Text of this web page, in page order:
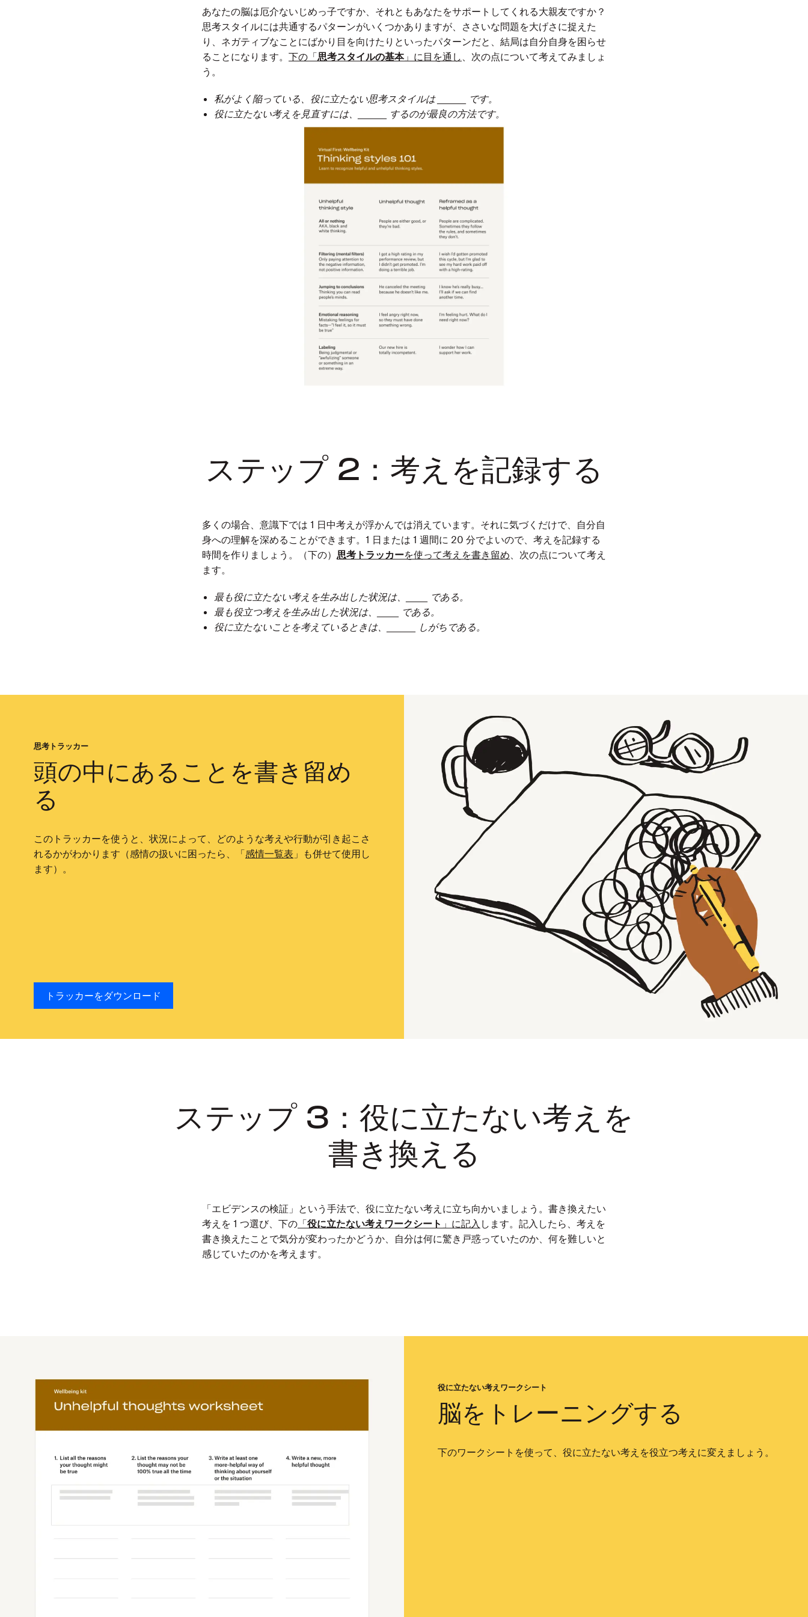
あなたの脳は厄介ないじめっ子ですか、それともあなたをサポートしてくれる大親友ですか？
思考スタイルには共通するパターンがいくつかありますが、ささいな問題を大げさに捉えた
り、ネガティブなことにばかり目を向けたりといったパターンだと、結局は自分自身を困らせ
ることになります。 下の「思考スタイルの基本」に目を通し 、次の点について考えてみましょ
う。
私がよく陥っている、役に立たない思考スタイルは ________ です。
役に立たない考えを見直すには、________ するのが最良の方法です。
ステップ 2：考えを記録する
多くの場合、意識下では 1 日中考えが浮かんでは消えています。それに気づくだけで、自分自
身への理解を深めることができます。1 日または 1 週間に 20 分でよいので、考えを記録する
時間を作りましょう。（下の） 思考トラッカーを使って考えを書き留め、次の点について考え
ます。
最も役に立たない考えを生み出した状況は、______ である。
最も役立つ考えを生み出した状況は、______ である。
役に立たないことを考えているときは、________ しがちである。
思考トラッカー
頭の中にあることを書き留め
る
このトラッカーを使うと、状況によって、どのような考えや行動が引き起こさ
れるかがわかります（感情の扱いに困ったら、「感情一覧表 」も併せて使用し
ます）。
トラッカーをダウンロード
ステップ 3：役に立たない考えを
書き換える
「エビデンスの検証」という手法で、役に立たない考えに立ち向かいましょう。書き換えたい
考えを 1 つ選び、下の 「役に立たない考えワークシート 」に記入 します。記入したら、考えを
書き換えたことで気分が変わったかどうか、自分は何に驚き戸惑っていたのか、何を難しいと
感じていたのかを考えます。
役に立たない考えワークシート
脳をトレーニングする
下のワークシートを使って、役に立たない考えを役立つ考えに変えましょう。